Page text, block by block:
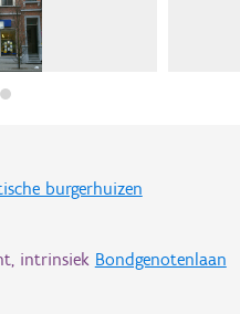
burgerhuizen
intrinsiek Bondgenotenlaan